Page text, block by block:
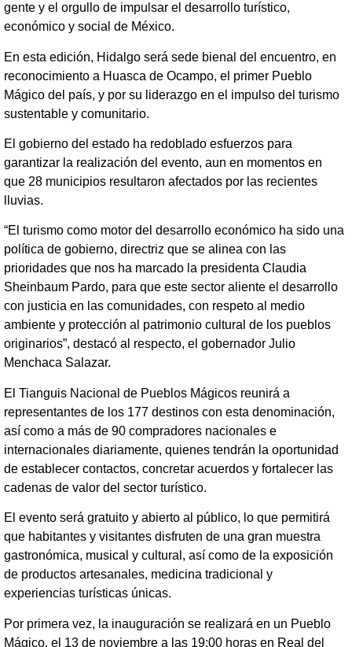
gente y el orgullo de impulsar el desarrollo turístico,
económico y social de México.
En esta edición, Hidalgo será sede bienal del encuentro, en
reconocimiento a Huasca de Ocampo, el primer Pueblo
Mágico del país, y por su liderazgo en el impulso del turismo
sustentable y comunitario.
El gobierno del estado ha redoblado esfuerzos para
garantizar la realización del evento, aun en momentos en
que 28 municipios resultaron afectados por las recientes
lluvias.
“El turismo como motor del desarrollo económico ha sido una
política de gobierno, directriz que se alinea con las
prioridades que nos ha marcado la presidenta Claudia
Sheinbaum Pardo, para que este sector aliente el desarrollo
con justicia en las comunidades, con respeto al medio
ambiente y protección al patrimonio cultural de los pueblos
originarios”, destacó al respecto, el gobernador Julio
Menchaca Salazar.
El Tianguis Nacional de Pueblos Mágicos reunirá a
representantes de los 177 destinos con esta denominación,
así como a más de 90 compradores nacionales e
internacionales diariamente, quienes tendrán la oportunidad
de establecer contactos, concretar acuerdos y fortalecer las
cadenas de valor del sector turístico.
El evento será gratuito y abierto al público, lo que permitirá
que habitantes y visitantes disfruten de una gran muestra
gastronómica, musical y cultural, así como de la exposición
de productos artesanales, medicina tradicional y
experiencias turísticas únicas.
Por primera vez, la inauguración se realizará en un Pueblo
Mágico, el 13 de noviembre a las 19:00 horas en Real del